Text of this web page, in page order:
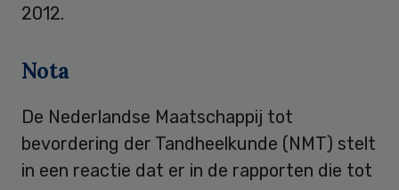
2012.
Nota
De Nederlandse Maatschappij tot
bevordering der Tandheelkunde (NMT) stelt
in een reactie dat er in de rapporten die tot